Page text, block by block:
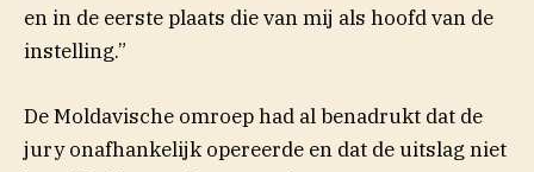
en in de eerste plaats die van mij als hoofd van de
instelling.”
De Moldavische omroep had al benadrukt dat de
jury onafhankelijk opereerde en dat de uitslag niet